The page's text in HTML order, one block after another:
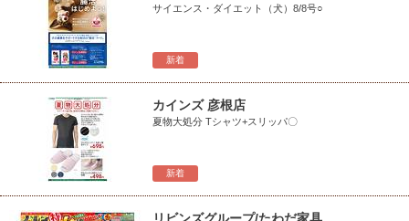
新着
サイエンス・ダイエット（犬）8/8号○
新着
カインズ 彦根店
夏物大処分 Tシャツ+スリッパ〇